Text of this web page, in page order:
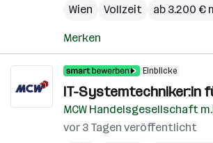
Wien
Vollzeit ab 3.200 €
Merken
Einblicke
IT-Systemtechniker:in
MCW Handelsgesellschaft
vor 3 Tagen veröffentlicht